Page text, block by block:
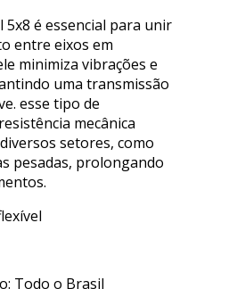
5x8 é essencial para unir
entre eixos em
minimiza vibrações e
uma transmissão
esse tipo de
mecânica
setores, como
pesadas, prolongando
Todo o Brasil